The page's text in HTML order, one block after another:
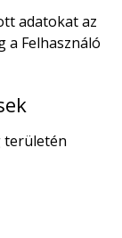
adatokat az
a Felhasználó
területén